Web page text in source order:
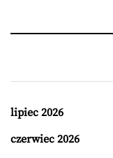
lipiec 2026
czerwiec 2026